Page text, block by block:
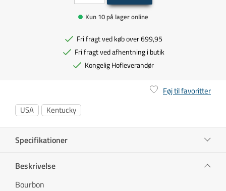
Kun 10 på lager online
Fri fragt ved køb over 699,95
Fri fragt ved afhentning i butik
Kongelig Hofleverandør
Føj til favoritter
USA
Kentucky
Specifikationer
Beskrivelse
Bourbon